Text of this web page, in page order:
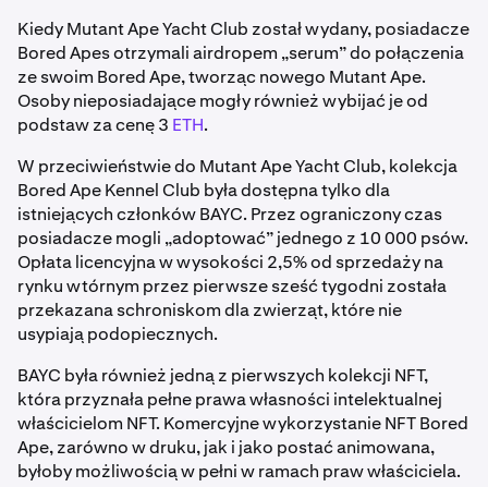
Kiedy Mutant Ape Yacht Club został wydany, posiadacze
Bored Apes otrzymali airdropem „serum” do połączenia
ze swoim Bored Ape, tworząc nowego Mutant Ape.
Osoby nieposiadające mogły również wybijać je od
podstaw za cenę 3 ETH.
W przeciwieństwie do Mutant Ape Yacht Club, kolekcja
Bored Ape Kennel Club była dostępna tylko dla
istniejących członków BAYC. Przez ograniczony czas
posiadacze mogli „adoptować” jednego z 10 000 psów.
Opłata licencyjna w wysokości 2,5% od sprzedaży na
rynku wtórnym przez pierwsze sześć tygodni została
przekazana schroniskom dla zwierząt, które nie
usypiają podopiecznych.
BAYC była również jedną z pierwszych kolekcji NFT,
która przyznała pełne prawa własności intelektualnej
właścicielom NFT. Komercyjne wykorzystanie NFT Bored
Ape, zarówno w druku, jak i jako postać animowana,
byłoby możliwością w pełni w ramach praw właściciela.